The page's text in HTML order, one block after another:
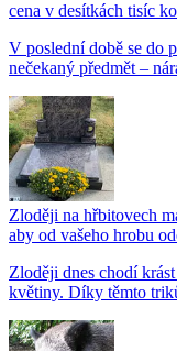
cena v desítkách tisíc
V poslední době se do
nečekaný předmět –
Zloději na hřbitovech
aby od vašeho hrobu
Zloději dnes chodí
květiny. Díky těmto